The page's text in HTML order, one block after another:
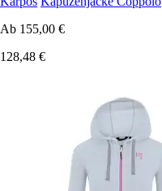
Ab 155,00 €
128,48 €